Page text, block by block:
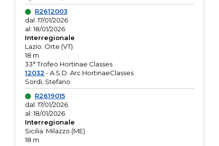
R2612003
dal: 17/01/2026
al: 18/01/2026
Interregionale
Lazio: Orte (VT)
18 m
33° Trofeo Hortinae Classes
12032 - A.S.D. Arc.HortinaeClasses
Sordi, Stefano
R2619015
dal: 17/01/2026
al: 18/01/2026
Interregionale
Sicilia: Milazzo (ME)
18 m